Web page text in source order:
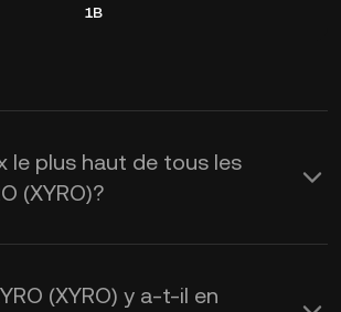
1B
le plus haut de tous les
(XYRO)?
(XYRO) y a-t-il en